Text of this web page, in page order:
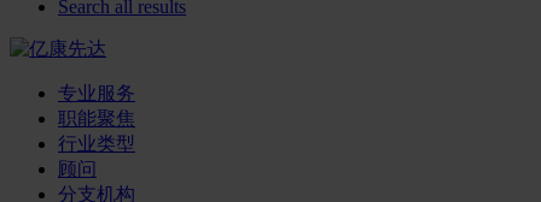
Search all results
专业服务
职能聚焦
行业类型
顾问
分支机构